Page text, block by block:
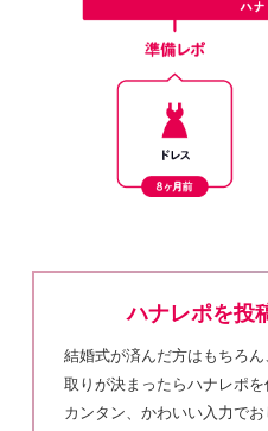
ハナレポを投
結婚式が済んだ方はもちろ
取りが決まったらハナレポ
カンタン、かわいい入力で